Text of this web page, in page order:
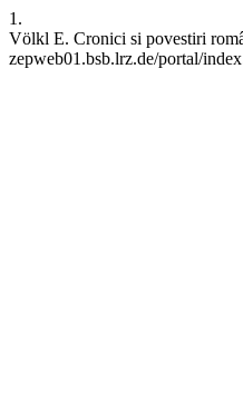
1.
Völkl E. Cronici si povestiri
zepweb01.bsb.lrz.de/portal/